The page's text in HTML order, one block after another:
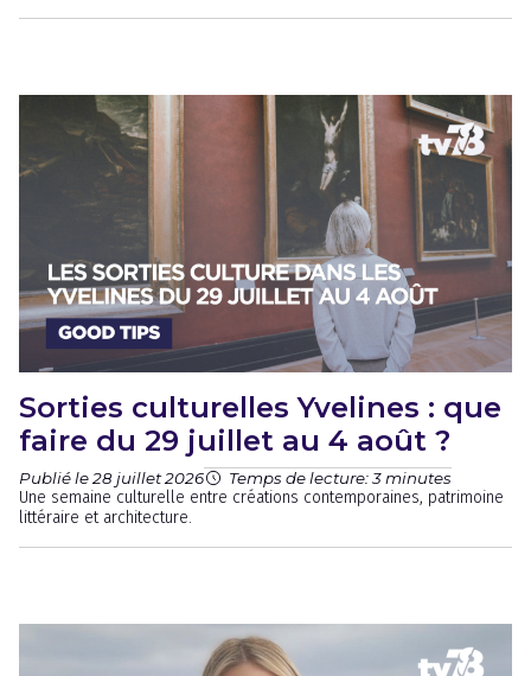
Sorties culturelles Yvelines : que
faire du 29 juillet au 4 août ?
Publié le 28 juillet 2026 Temps de lecture: 3 minutes
Une semaine culturelle entre créations contemporaines, patrimoine
littéraire et architecture.